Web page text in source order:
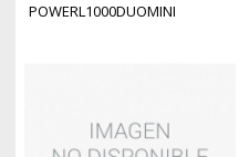
POWERL1000DUOMINI